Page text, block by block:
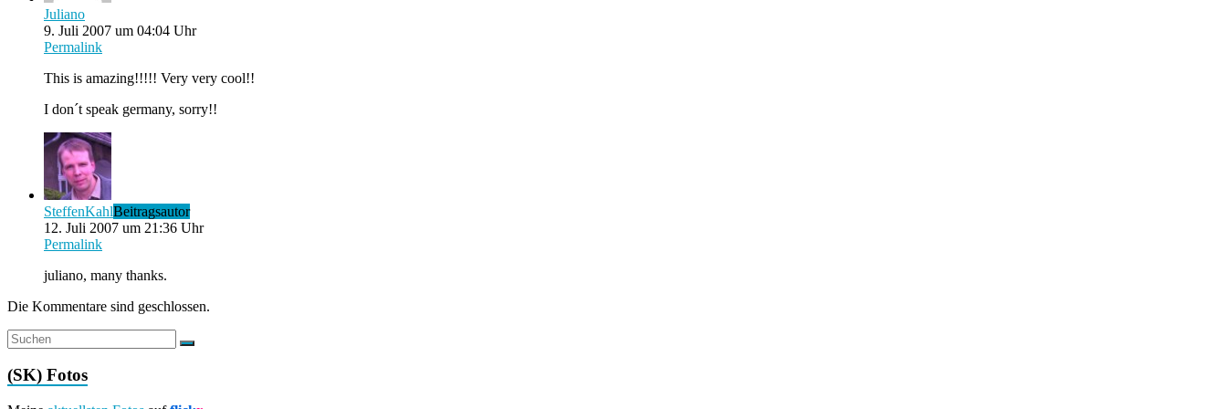
Juliano
9. Juli 2007 um 04:04 Uhr
Permalink
This is amazing!!!!! Very very cool!!
I don´t speak germany, sorry!!
SteffenKahlBeitragsautor
12. Juli 2007 um 21:36 Uhr
Permalink
juliano, many thanks.
Die Kommentare sind geschlossen.
(SK) Fotos